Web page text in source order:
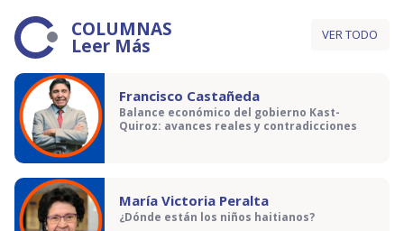
COLUMNAS
Leer Más VER TODO
Francisco Castañeda
Balance económico del gobierno Kast-
Quiroz: avances reales y contradicciones
María Victoria Peralta
¿Dónde están los niños haitianos?